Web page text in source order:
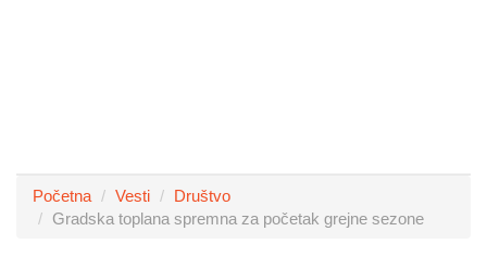
Početna Vesti
Društvo
Gradska toplana spremna za početak grejne sezone